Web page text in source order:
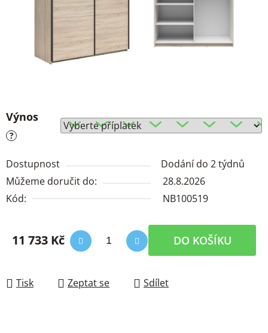
Výnos
?
Dostupnost
Dodání do 2 týdnů
Můžeme doručit do:
28.8.2026
Kód:
NB100519
11 733 Kč DO KOŠÍKU
Tisk Zeptat se Sdílet